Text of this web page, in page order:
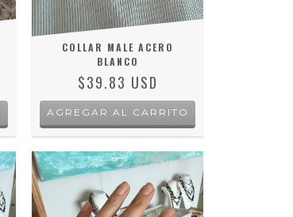
COLLAR MALE ACERO
BLANCO
$39.83 USD